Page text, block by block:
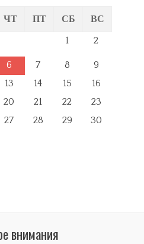
ЧТ ПТ СБ
ВС
1
2
6 7 8
9
13 14 15
16
20 21 22
23
27 28 29
30
внимания